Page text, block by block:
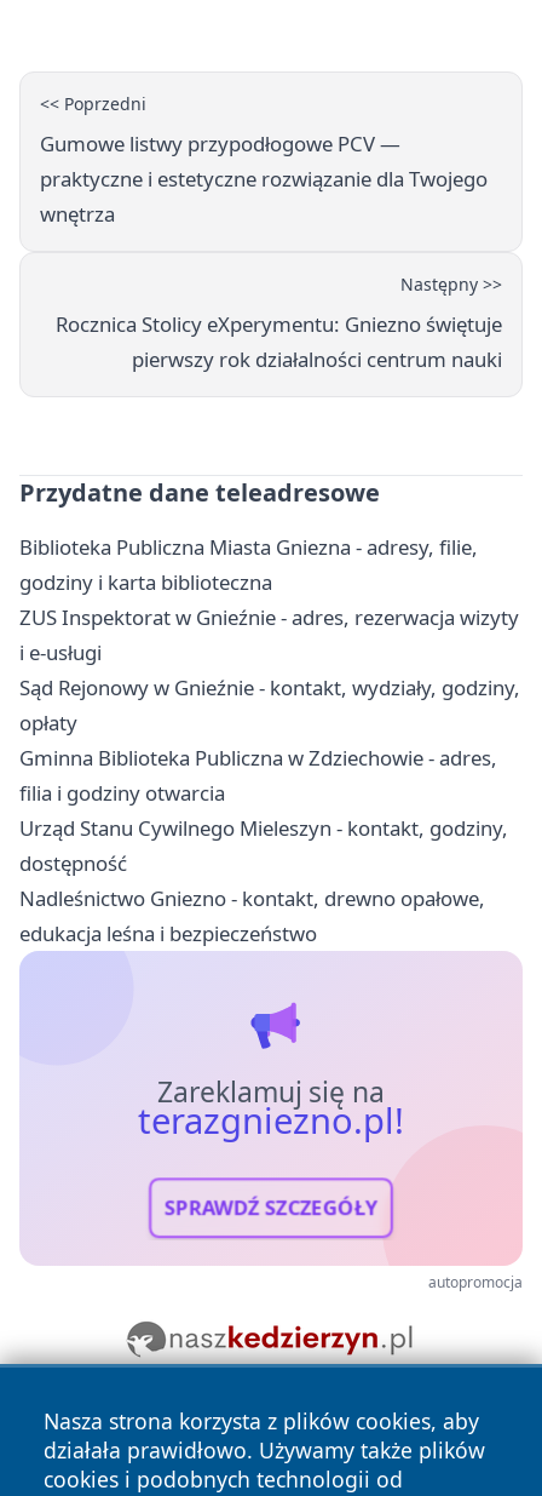
<< Poprzedni
Gumowe listwy przypodłogowe PCV —
praktyczne i estetyczne rozwiązanie dla Twojego
wnętrza
Następny >>
Rocznica Stolicy eXperymentu: Gniezno świętuje
pierwszy rok działalności centrum nauki
Przydatne dane teleadresowe
Biblioteka Publiczna Miasta Gniezna - adresy, filie,
godziny i karta biblioteczna
ZUS Inspektorat w Gnieźnie - adres, rezerwacja wizyty
i e-usługi
Sąd Rejonowy w Gnieźnie - kontakt, wydziały, godziny,
opłaty
Gminna Biblioteka Publiczna w Zdziechowie - adres,
filia i godziny otwarcia
Urząd Stanu Cywilnego Mieleszyn - kontakt, godziny,
dostępność
Nadleśnictwo Gniezno - kontakt, drewno opałowe,
edukacja leśna i bezpieczeństwo
Zareklamuj się na
terazgniezno.pl!
SPRAWDŹ SZCZEGÓŁY
autopromocja
Nasza strona korzysta z plików cookies, aby
działała prawidłowo. Używamy także plików
cookies i podobnych technologii od